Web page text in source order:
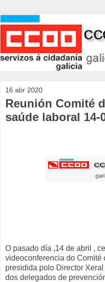
16 abr 2020
Reunión Comité
saúde laboral 14-
O pasado día ,14 de abril ,
videoconferencia do Comité
presidida polo Director
dos delegados de